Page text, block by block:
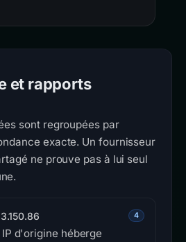
et rapports
sont regroupées par
exacte. Un fournisseur
ne prouve pas à lui seul
4
d'origine héberge